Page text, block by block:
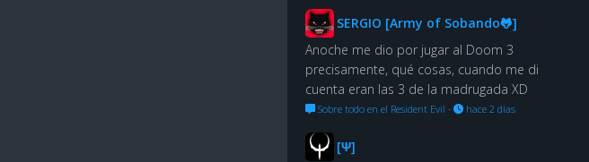
SERGIO [Army of Sobando🐸]
Anoche me dio por jugar al Doom 3
precisamente, qué cosas, cuando me di
cuenta eran las 3 de la madrugada XD
Sobre todo en el Resident Evil · hace 2 días
[Ψ]